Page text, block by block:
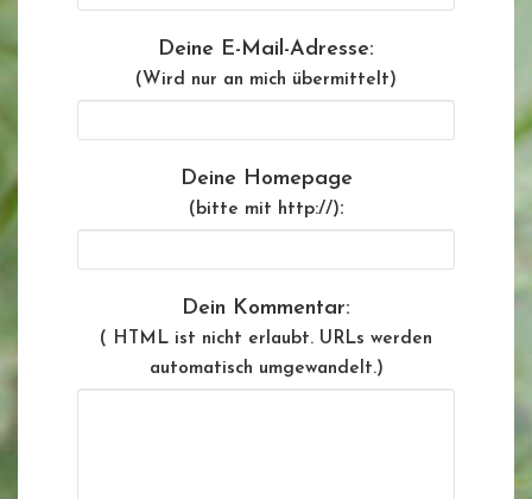
Deine E-Mail-Adresse:
(Wird nur an mich übermittelt)
Deine Homepage
(bitte mit http://):
Dein Kommentar:
( HTML ist nicht erlaubt. URLs werden
automatisch umgewandelt.)